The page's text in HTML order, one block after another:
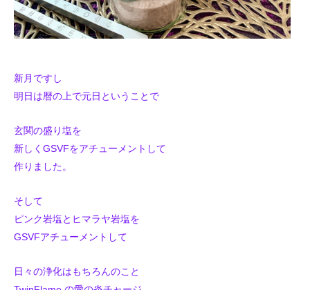
新月ですし
明日は暦の上で元日ということで
玄関の盛り塩を
新しくGSVFをアチューメントして
作りました。
そして
ピンク岩塩とヒマラヤ岩塩を
GSVFアチューメントして
日々の浄化はもちろんのこと